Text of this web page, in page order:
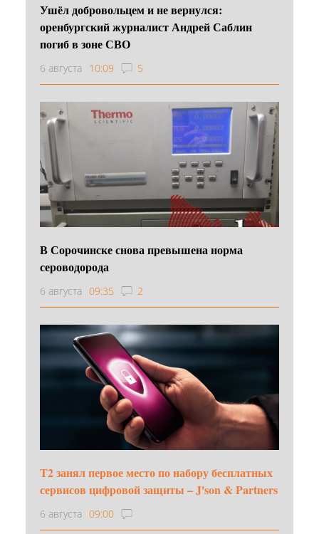
Ушёл добровольцем и не вернулся:
оренбургский журналист Андрей Саблин
погиб в зоне СВО
6 августа 10:09 5
В Сорочинске снова превышена норма
сероводорода
6 августа 09:35 2
Т2 занял первое место по набору бесплатных
сервисов цифровой защиты – J'son & Partners
6 августа 09:00